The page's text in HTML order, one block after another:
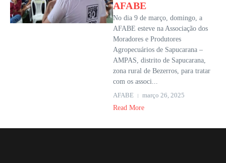
AFABE
No dia 9 de março, domingo, a
AFABE esteve na Associação dos
Moradores e Produtores
Agropecuários de Sapucarana –
AMPAS, distrito de Sapucarana,
zona rural de Bezerros, para tratar
com os associ...
AFABE
março 26, 2025
Read More